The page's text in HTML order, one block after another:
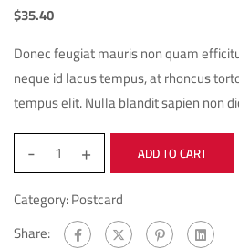
$35.40
Donec feugiat mauris non quam
neque id lacus tempus, at rhoncus
tempus elit. Nulla blandit sapien non
- + ADD TO CART
Category:Postcard
Share: